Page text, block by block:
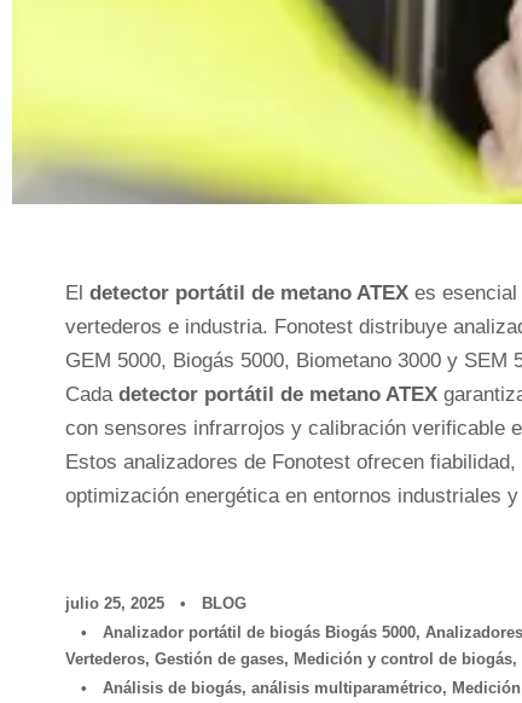
El detector portátil de metano ATEX es esencial
vertederos e industria. Fonotest distribuye
GEM 5000, Biogás 5000, Biometano 3000 y SEM
Cada detector portátil de metano ATEX
con sensores infrarrojos y calibración verificable
Estos analizadores de Fonotest ofrecen
optimización energética en entornos industriales
julio 25, 2025 •
BLOG
•
Analizador portátil de biogás Biogás 5000,
Vertederos, Gestión de gases, Medición y control de biogás,
•
Análisis de biogás, análisis multiparamétrico,